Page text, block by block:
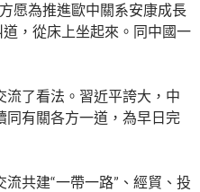
愿為推進歐中關系安康成長
，從床上坐起來。同中國一
流了看法。習近平誇大，中
同有關各方一道，為早日完
共建“一帶一路”、經貿、投